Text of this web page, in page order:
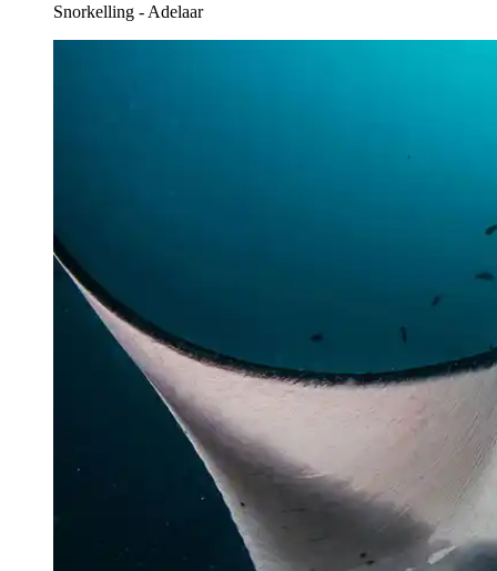
Snorkelling - Adelaar